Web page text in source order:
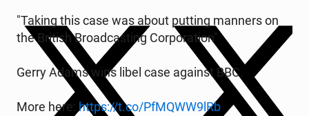
"Taking this case was about putting manners on
the British Bro­ad­ca­sting Cor­po­ra­tion"
Gerry Adams wins libel case against BBC.
More here: https://t.co/PfMQWW9lRb